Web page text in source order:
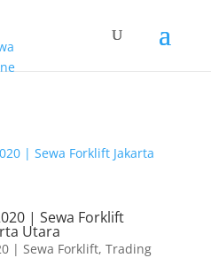
| Sewa Forklift
Utara
| Sewa Forklift, Trading